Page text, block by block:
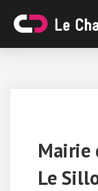
Mairie
Le